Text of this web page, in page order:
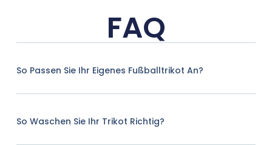
FAQ
So Passen Sie Ihr Eigenes Fußballtrikot An?
So Waschen Sie Ihr Trikot Richtig?